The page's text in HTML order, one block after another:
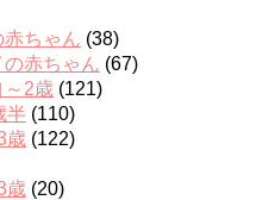
赤ちゃん (38)
赤ちゃん (67)
～2歳 (121)
半 (110)
歳 (122)
歳 (20)